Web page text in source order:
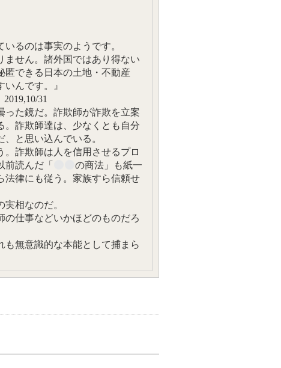
るのは事実のようです。
ません。諸外国ではあり得ない
匿できる日本の土地・不動産
んです。』
31
った鏡だ。詐欺師が詐欺を立案
。詐欺師達は、少なくとも自分
と思い込んでいる。
詐欺師は人を信用させるプロ
読んだ「
の商法」も紙一
法律にも従う。家族すら信頼せ
相なのだ。
仕事などいかほどのものだろ
も無意識的な本能として捕まら